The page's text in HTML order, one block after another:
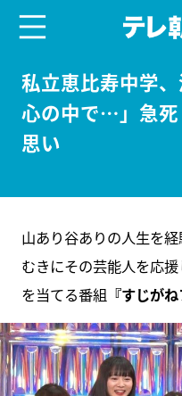
私立恵比寿中学
心の中で…」急死
思い
山あり谷ありの人生を
むきにその芸能人を応
を当てる番組 『すじが